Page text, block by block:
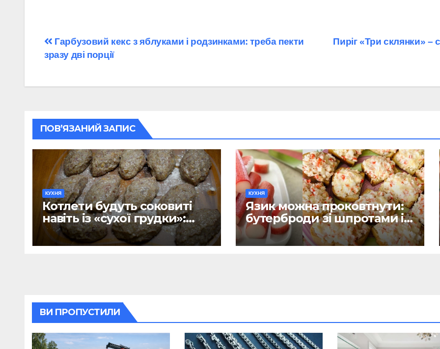
Навігація
записів
Пиріг «Три склянки» –
Гарбузовий кекс з яблуками і родзинками: треба пекти
зразу дві порції
ПОВ’ЯЗАНИЙ ЗАПИС
КУХНЯ
Котлети будуть соковиті
навіть із «сухої грудки»:
додаю 1 продукт – не хліб і
не сухарі
КУХНЯ
Язик можна проковтнути:
бутерброди зі шпротами і
крабовими паличками на
всі випадки
ВИ ПРОПУСТИЛИ